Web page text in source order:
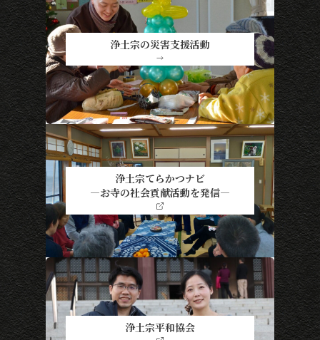
浄土宗の災害支援活動
→
浄土宗てらかつナビ
―お寺の社会貢献活動を発信―
浄土宗平和協会